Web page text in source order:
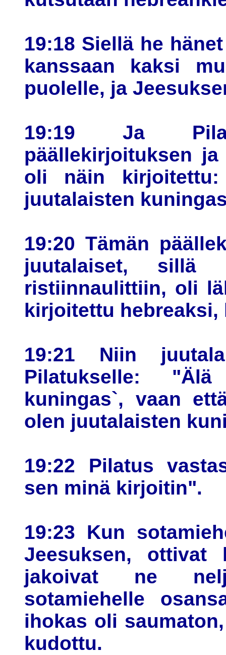
19:18 Siellä he
kanssaan kaksi
puolelle, ja
19:19 Ja
päällekirjoituksen
oli näin kirjoitettu:
juutalaisten
19:20 Tämän
juutalaiset, sillä
ristiinnaulittiin, oli
kirjoitettu
19:21 Niin
Pilatukselle:
kuningas`, vaan
olen juutalaisten
19:22 Pilatus
sen minä kirjoitin".
19:23 Kun
Jeesuksen, ottivat
jakoivat ne
sotamiehelle
ihokas oli
kudottu.